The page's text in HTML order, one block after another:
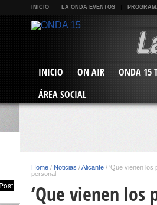
INICIO LA ONDA EVENTOS
INICIO ON AIR ONDA 15
ÁREA SOCIAL
Home / Noticias /Alicante / ‘Que vienen los
personal
‘Que vienen los